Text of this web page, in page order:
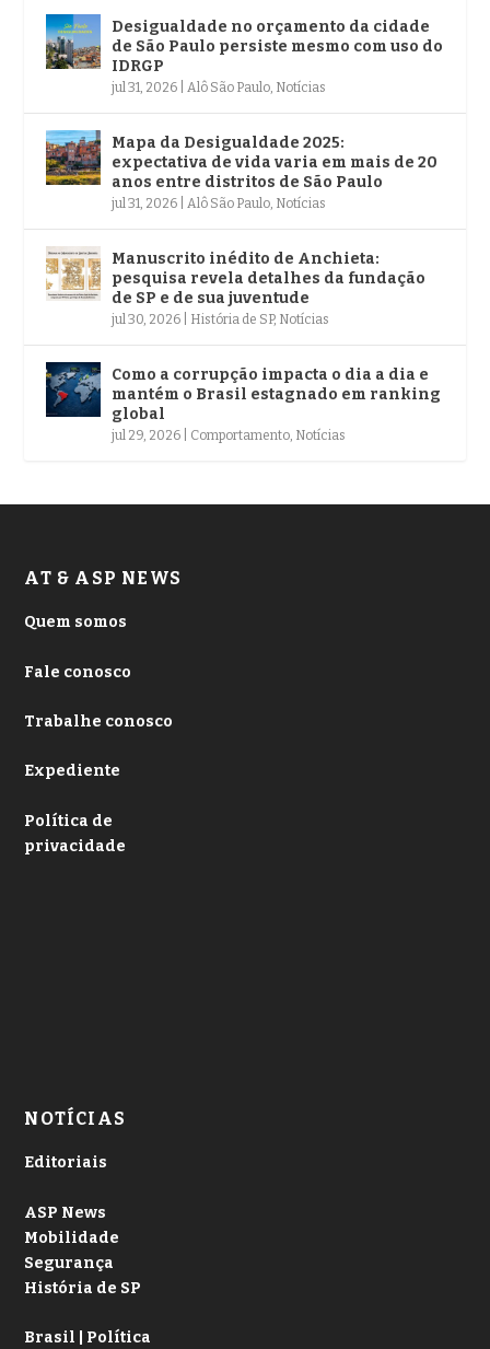
Desigualdade no orçamento da cidade
de São Paulo persiste mesmo com uso do
IDRGP
jul 31, 2026 |Alô São Paulo, Notícias
Mapa da Desigualdade 2025:
expectativa de vida varia em mais de 20
anos entre distritos de São Paulo
jul 31, 2026 |Alô São Paulo, Notícias
Manuscrito inédito de Anchieta:
pesquisa revela detalhes da fundação
de SP e de sua juventude
jul 30, 2026 História de SP, Notícias
Como a corrupção impacta o dia a dia e
mantém o Brasil estagnado em ranking
global
jul 29, 2026 Comportamento, Notícias
AT & ASP NEWS
Quem somos
Fale conosco
Trabalhe conosco
Expediente
Política de
privacidade
NOTÍCIAS
Editoriais
ASP News
Mobilidade
Segurança
História de SP
Brasil | Política